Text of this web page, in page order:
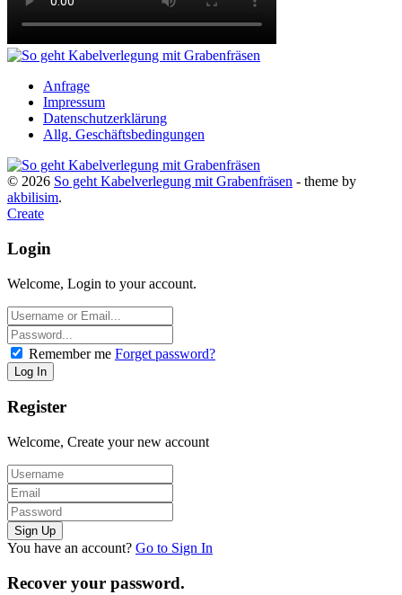
Anfrage
Impressum
Datenschutzerklärung
Allg. Geschäftsbedingungen
© 2026 So geht Kabelverlegung mit Grabenfräsen - theme by
akbilisim.
Create
Login
Welcome, Login to your account.
Remember me Forget password?
Register
Welcome, Create your new account
You have an account? Go to Sign In
Recover your password.